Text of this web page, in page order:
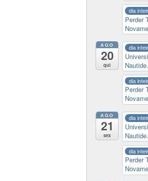
dia
Perder
AGO
20
qui
dia
dia
Perder
AGO
21
sex
dia
dia
Perder